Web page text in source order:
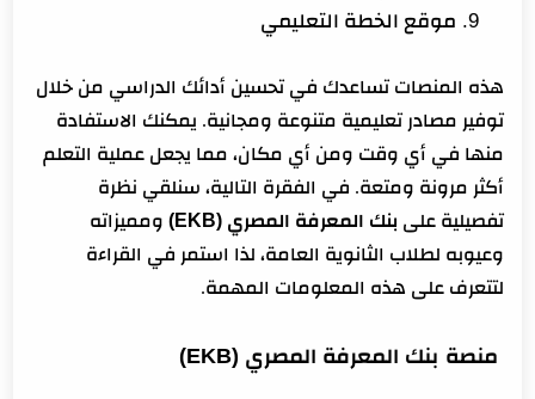
قناة مستر محمد علي
نصائح للمذاكرة الإلكترونية
ما هي أفضل المنصات التعليمية المجانية؟
كم سعر اشتراك حصص مصر 2024؟
ما هي المنصات التعليمية التابعة لوزارة التربية والتعليم؟
ازاي اشترك في المنصات التعليمية؟
موقع الخطة التعليمي
هذه المنصات تساعدك في تحسين أدائك الدراسي من خلال
توفير مصادر تعليمية متنوعة ومجانية. يمكنك الاستفادة
منها في أي وقت ومن أي مكان، مما يجعل عملية التعلم
أكثر مرونة ومتعة. في الفقرة التالية، سنلقي نظرة
تفصيلية على بنك المعرفة المصري (EKB)
ومميزاته
وعيوبه لطلاب الثانوية العامة، لذا استمر في القراءة
لتتعرف على هذه المعلومات المهمة.
منصة بنك المعرفة المصري (EKB)